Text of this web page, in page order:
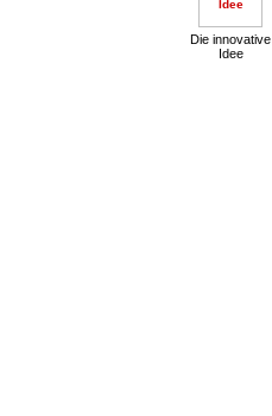
Die innovative
Idee